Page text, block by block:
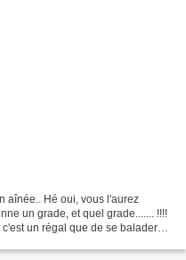
aînée.. Hé oui, vous l'aurez
un grade, et quel grade....... !!!!
un régal que de se balader